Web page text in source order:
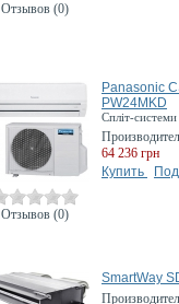
Отзывов (0)
Отзывов (0)
Panasonic
PW24MKD
Спліт-
64 236 грн
Купить
SmartWay